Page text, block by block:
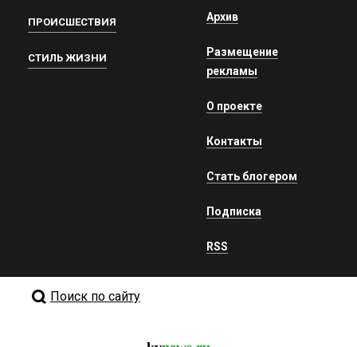
ПРОИСШЕСТВИЯ
СТИЛЬ ЖИЗНИ
Архив
Размещение
рекламы
О проекте
Контакты
Стать блогером
Подписка
RSS
Поиск по сайту